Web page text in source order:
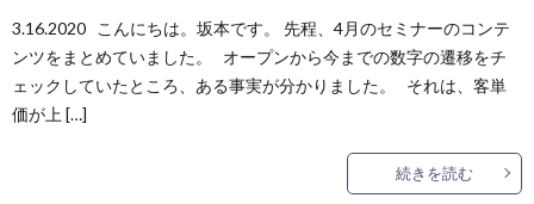
3.16.2020 こんにちは。坂本です。 先程、4月のセミナーのコンテ
ンツをまとめていました。 オープンから今までの数字の遷移をチ
ェックしていたところ、ある事実が分かりました。 それは、客単
価が上 […]
続きを読む